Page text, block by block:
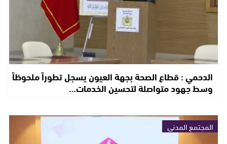
الدحمي : قطاع الصحة بجهة العيون يسجل تطوراً ملحوظاً
وسط جهود متواصلة لتحسين الخدمات…
المجتمع المدني